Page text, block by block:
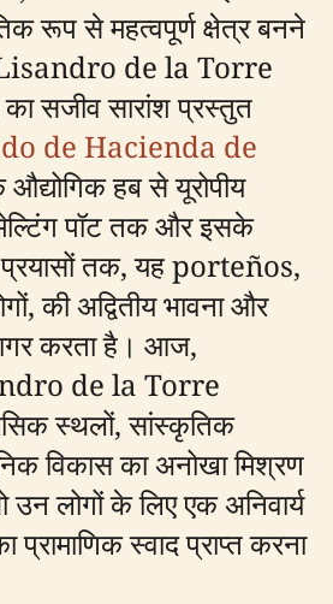
रूप से महत्वपूर्ण क्षेत्र बनने
de la Torre
सजीव सारांश प्रस्तुत
de Hacienda de
हब से यूरोपीय
पॉट तक और इसके
प्रयासों तक, यह porteños,
की अद्वितीय भावना और
करता है। आज,
de la Torre
स्थलों, सांस्कृतिक
विकास का अनोखा मिश्रण
उन लोगों के लिए एक अनिवार्य
स्वाद प्राप्त करना